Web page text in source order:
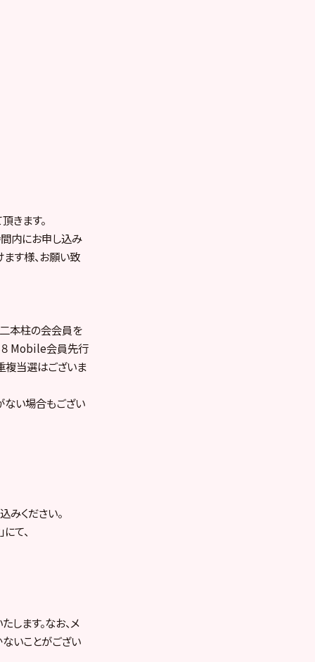
きます。
内にお申し込み
す様、お願い致
二本柱の会会員を
８ Mobile会員先行
複当選はございま
ない場合もござい
みください。
て、
ます。なお、メ
いことがござい